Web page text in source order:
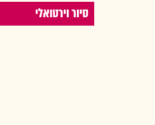
סיור וירטואלי